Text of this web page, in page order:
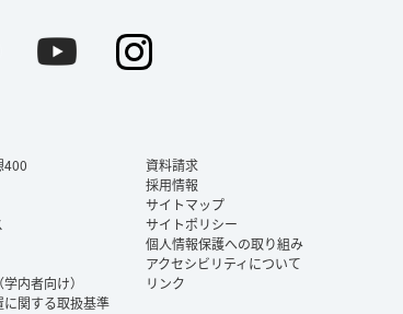
FacebookYouTube
400
内者向け）
関する取扱基準
資料請求
採用情報
サイトマップ
サイトポリシー
個人情報保護への取り組み
アクセシビリティについて
リンク